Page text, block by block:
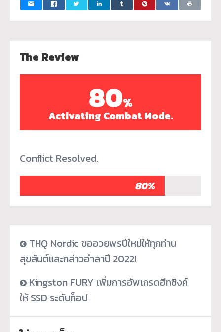
The Review
80%
Activating Combat Mode.
Conflict Resolved.
80%
THQ Nordic ขออวยพรปีใหม่ให้ทุกท่าน
สุขสันต์และกล่าวอำลาปี 2022!
Kingston FURY เพิ่มการอัพเกรดฮีทซิงค์
ให้ SSD ระดับท็อป